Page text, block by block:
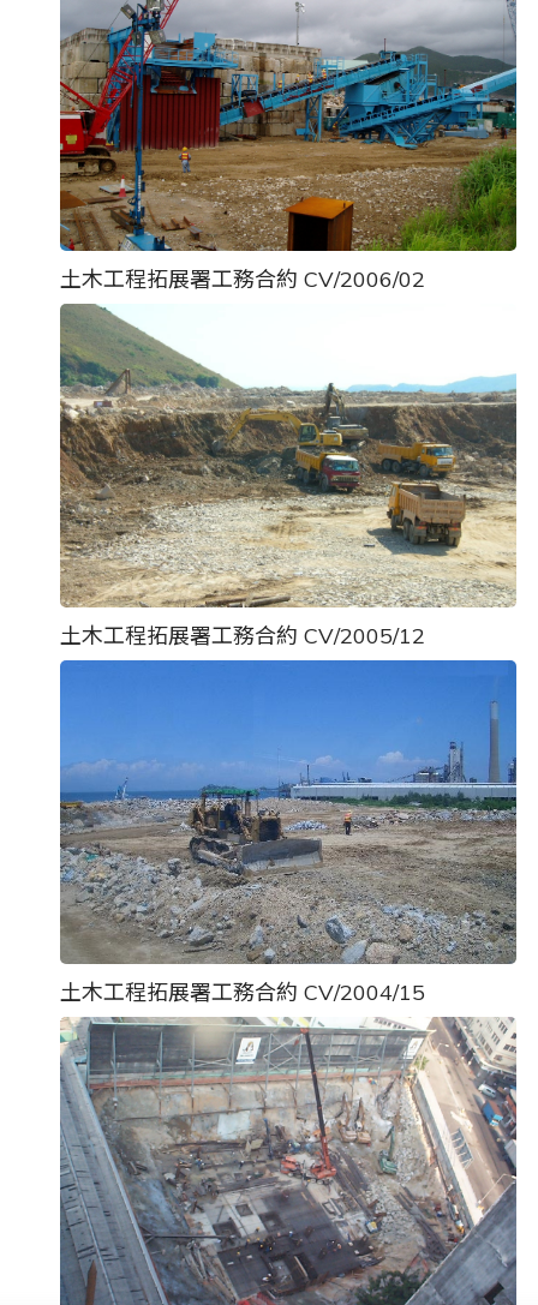
土木工程拓展署工務合約 CV/2006/02
土木工程拓展署工務合約 CV/2005/12
土木工程拓展署工務合約 CV/2004/15